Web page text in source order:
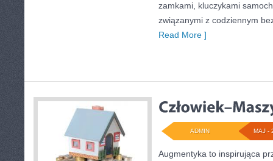
zamkami, kluczykami
związanymi z codziennym
Read More ]
MAJ -
ADMIN
Augmentyka to inspirująca